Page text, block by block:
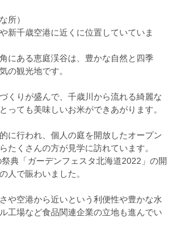
所）
新千歳空港に近くに位置していていま
にある恵庭渓谷は、豊かな自然と四季
の観光地です。
くりが盛んで、千歳川から流れる綺麗な
っても美味しいお米ができあがります。
に行われ、個人の庭を開放したオープン
たくさんの方が見学に訪れています。
典「ガーデンフェスタ北海道2022」の開
人で賑わいました。
や空港から近いという利便性や豊かな水
工場など食品関連企業の立地も進んでい